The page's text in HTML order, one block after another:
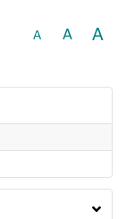
A A A